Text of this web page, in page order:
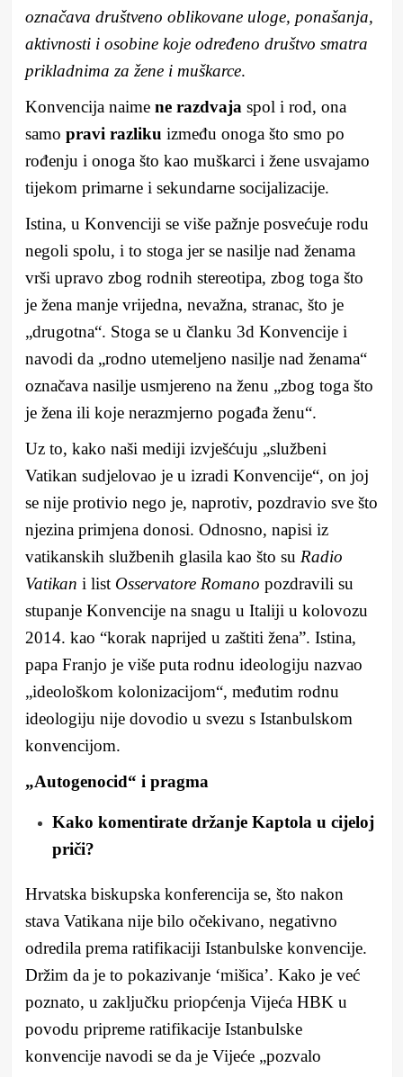
označava društveno oblikovane uloge, ponašanja,
aktivnosti i osobine koje određeno društvo smatra
prikladnima za žene i muškarce.
Konvencija naime ne razdvaja spol i rod, ona
samo pravi razliku između onoga što smo po
rođenju i onoga što kao muškarci i žene usvajamo
tijekom primarne i sekundarne socijalizacije.
Istina, u Konvenciji se više pažnje posvećuje rodu
negoli spolu, i to stoga jer se nasilje nad ženama
vrši upravo zbog rodnih stereotipa, zbog toga što
je žena manje vrijedna, nevažna, stranac, što je
„drugotna“. Stoga se u članku 3d Konvencije i
navodi da „rodno utemeljeno nasilje nad ženama“
označava nasilje usmjereno na ženu „zbog toga što
je žena ili koje nerazmjerno pogađa ženu“.
Uz to, kako naši mediji izvješćuju „službeni
Vatikan sudjelovao je u izradi Konvencije“, on joj
se nije protivio nego je, naprotiv, pozdravio sve što
njezina primjena donosi. Odnosno, napisi iz
vatikanskih službenih glasila kao što su Radio
Vatikan i list Osservatore Romano pozdravili su
stupanje Konvencije na snagu u Italiji u kolovozu
2014. kao “korak naprijed u zaštiti žena”. Istina,
papa Franjo je više puta rodnu ideologiju nazvao
„ideološkom kolonizacijom“, međutim rodnu
ideologiju nije dovodio u svezu s Istanbulskom
konvencijom.
„Autogenocid“ i pragma
Kako komentirate držanje Kaptola u cijeloj
priči?
Hrvatska biskupska konferencija se, što nakon
stava Vatikana nije bilo očekivano, negativno
odredila prema ratifikaciji Istanbulske konvencije.
Držim da je to pokazivanje ‘mišica’. Kako je već
poznato, u zaključku priopćenja Vijeća HBK u
povodu pripreme ratifikacije Istanbulske
konvencije navodi se da je Vijeće „pozvalo